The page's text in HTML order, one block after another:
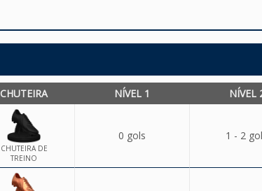
CHUTEIRA NÍVEL 1 NÍVEL
CHUTEIRA DE
TREINO
0 gols 1 - 2